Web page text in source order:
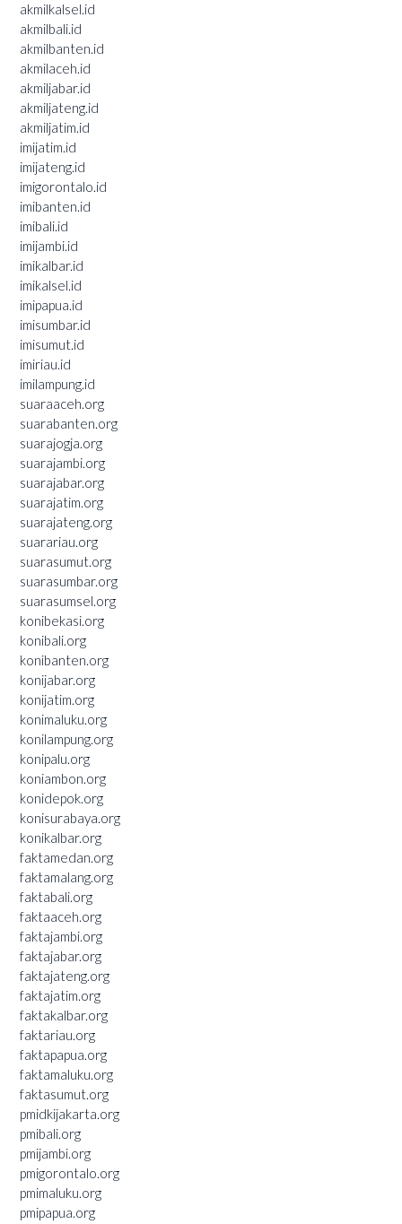
akmilkalsel.id
akmilbali.id
akmilbanten.id
akmilaceh.id
akmiljabar.id
akmiljateng.id
akmiljatim.id
imijatim.id
imijateng.id
imigorontalo.id
imibanten.id
imibali.id
imijambi.id
imikalbar.id
imikalsel.id
imipapua.id
imisumbar.id
imisumut.id
imiriau.id
imilampung.id
suaraaceh.org
suarabanten.org
suarajogja.org
suarajambi.org
suarajabar.org
suarajatim.org
suarajateng.org
suarariau.org
suarasumut.org
suarasumbar.org
suarasumsel.org
konibekasi.org
konibali.org
konibanten.org
konijabar.org
konijatim.org
konimaluku.org
konilampung.org
konipalu.org
koniambon.org
konidepok.org
konisurabaya.org
konikalbar.org
faktamedan.org
faktamalang.org
faktabali.org
faktaaceh.org
faktajambi.org
faktajabar.org
faktajateng.org
faktajatim.org
faktakalbar.org
faktariau.org
faktapapua.org
faktamaluku.org
faktasumut.org
pmidkijakarta.org
pmibali.org
pmijambi.org
pmigorontalo.org
pmimaluku.org
pmipapua.org